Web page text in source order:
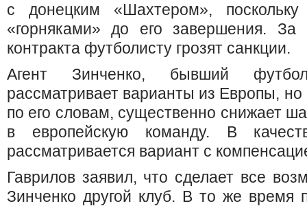
с донецким «Шахтером»,
«горняками» до его завершения. За
контракта футболисту грозят санкции.
Агент Зинченко, бывший
рассматривает варианты из Европы,
по его словам, существенно снижает
в европейскую команду. В
рассматривается вариант с
Гаврилов заявил, что сделает все
Зинченко другой клуб. В то же время